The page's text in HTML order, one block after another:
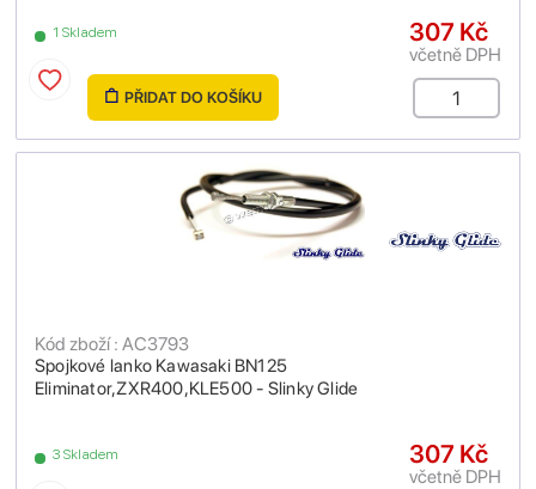
1 Skladem 307 Kč
včetně DPH
PŘIDAT DO KOŠÍKU
Spojkové lanko Kawasaki BN125
Eliminator,ZXR400,KLE500 - Slinky Glide
Kód zboží : AC3793
3 Skladem 307 Kč
včetně DPH